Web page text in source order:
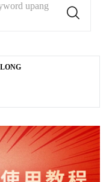
upang